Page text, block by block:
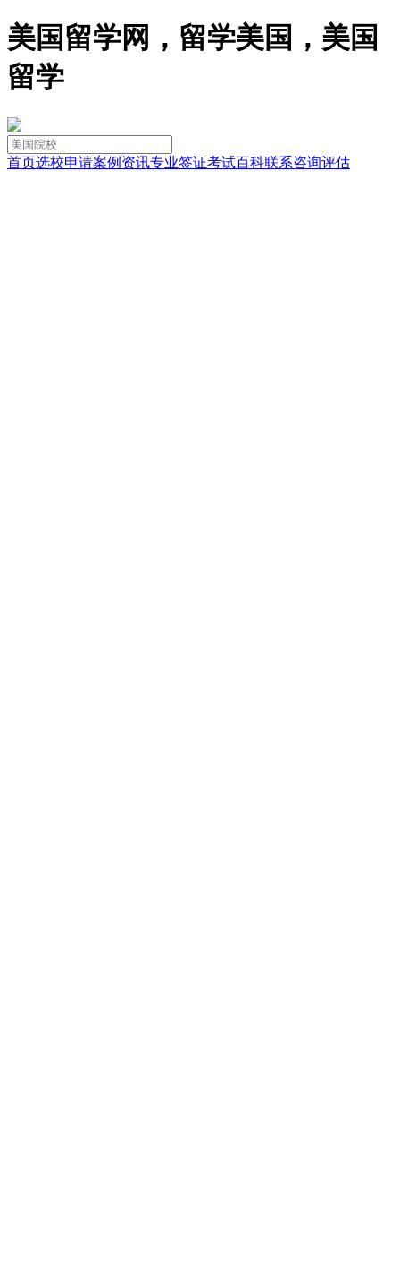
美国留学网，留学美国，美国
留学
首页选校申请案例 资讯专业签证考试百科联系咨询评估